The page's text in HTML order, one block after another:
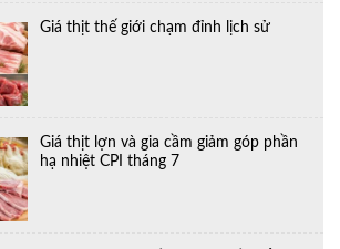
Giá thịt thế giới chạm đỉnh lịch sử
Giá thịt lợn và gia cầm giảm góp phần
hạ nhiệt CPI tháng 7